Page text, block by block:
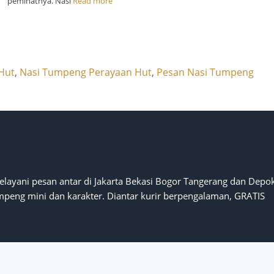
, Nasi Tumpeng Perayaan Hut, Pesan Nasi Tumpeng
pesan antar di Jakarta Bekasi Bogor Tangerang dan
mini dan karakter. Diantar kurir berpengalaman, GRATIS